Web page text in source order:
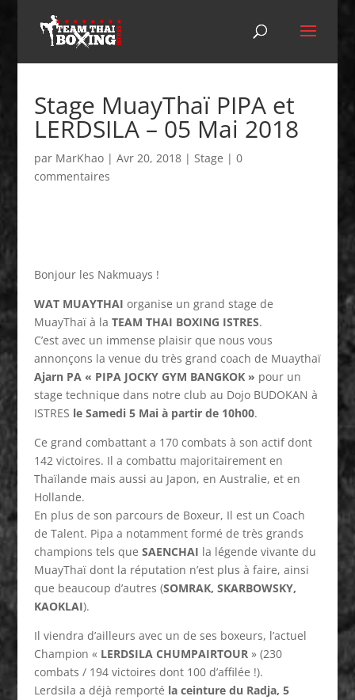
Stage MuayThaï PIPA et
LERDSILA – 05 Mai 2018
par MarKhao| Avr 20, 2018| Stage | 0
commentaires
Bonjour les Nakmuays !
WAT MUAYTHAI organise un grand stage de
MuayThaï à la TEAM THAI BOXING ISTRES.
C’est avec un immense plaisir que nous vous
annonçons la venue du très grand coach de Muaythaï
Ajarn PA « PIPA JOCKY GYM BANGKOK » pour un
stage technique dans notre club au Dojo BUDOKAN à
ISTRES le Samedi 5 Mai à partir de 10h00.
Ce grand combattant a 170 combats à son actif dont
142 victoires. Il a combattu majoritairement en
Thaïlande mais aussi au Japon, en Australie, et en
Hollande.
En plus de son parcours de Boxeur, Il est un Coach
de Talent. Pipa a notamment formé de très grands
champions tels que SAENCHAI la légende vivante du
MuayThaï dont la réputation n’est plus à faire, ainsi
que beaucoup d’autres (SOMRAK, SKARBOWSKY,
KAOKLAI).
Il viendra d’ailleurs avec un de ses boxeurs, l’actuel
Champion « LERDSILA CHUMPAIRTOUR» (230
combats / 194 victoires dont 100 d’affilée !).
Lerdsila a déjà remporté la ceinture du Radja, 5